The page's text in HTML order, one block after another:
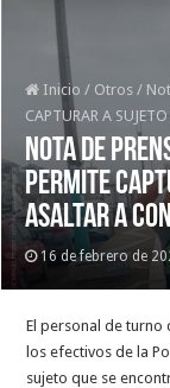
Inicio / Otros /
CAPTURAR A
Nota de
PERMITE
ASALTAR A
16 de febrero de
El personal de turno
los efectivos de la
sujeto que se